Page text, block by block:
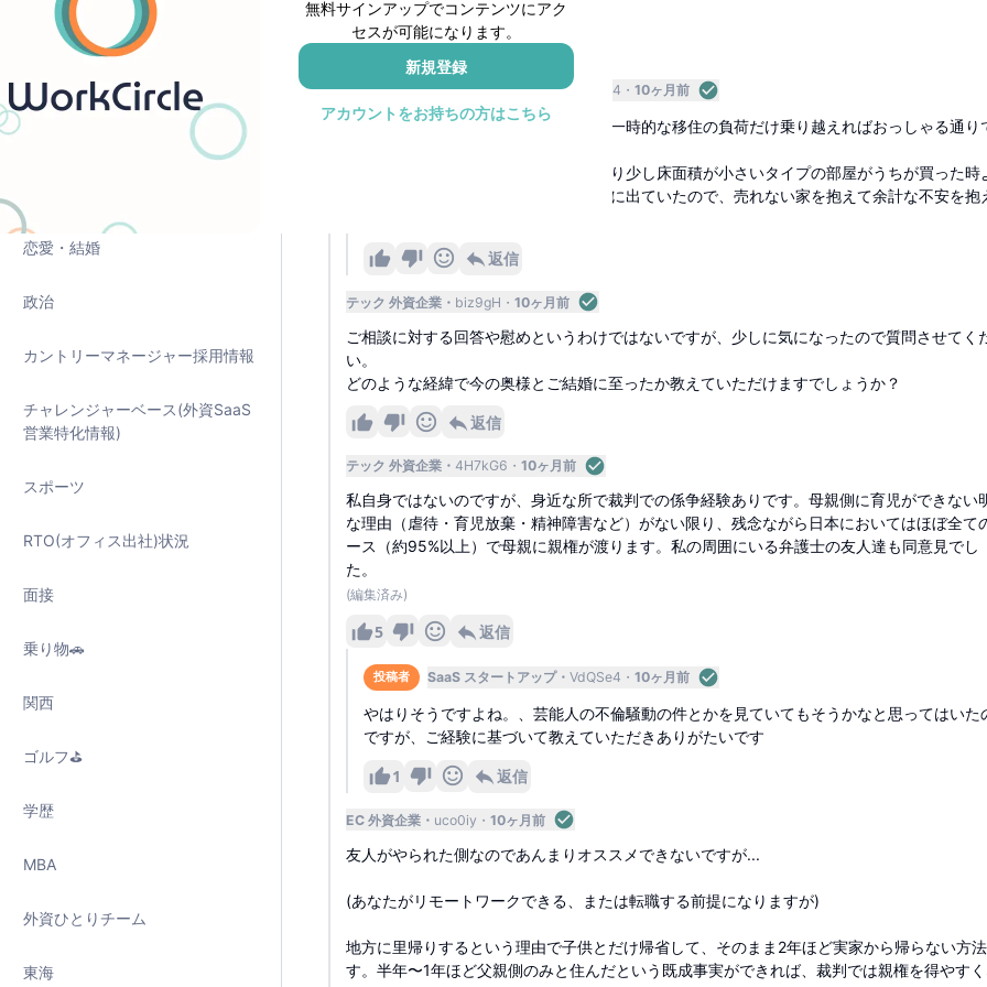
裏話🤫
証明済み年収物語
海外勤務・海外キャリア
恋愛・結婚
政治
カントリーマネージャー採用情報
チャレンジャーベース(外資SaaS
営業特化情報)
スポーツ
RTO(オフィス出社)状況
面接
乗り物🚗
関西
ゴルフ⛳️
学歴
MBA
外資ひとりチーム
東海
無料サインアップでコンテンツにアク
セスが可能になります。
新規登録
アカウントをお持ちの方はこちら
ます。
1 返信
投稿者 SaaS スタートアップ VdQSe4 10ヶ月前
家に関しては愛着、感情的な部分と一時的な移住の負荷だけ乗り越えればおっしゃる通り
ちょうど同じマンションの、うちより少し床面積が小さいタイプの部屋がうちが買った時
り高い価格で緑のプラットフォームに出ていたので、売れない家を抱えて余計な不安を抱
返信
テック 外資企業 biz9gH 10ヶ月前
ご相談に対する回答や慰めというわけではないですが、少しに気になったので質問させてく
い。
どのような経緯で今の奥様とご結婚に至ったか教えていただけますでしょうか？
返信
テック 外資企業 4H7kG6 10ヶ月前
私自身ではないのですが、身近な所で裁判での係争経験ありです。母親側に育児ができない
な理由（虐待・育児放棄・精神障害など）がない限り、残念ながら日本においてはほぼ全て
ース（約95%以上）で母親に親権が渡ります。私の周囲にいる弁護士の友人達も同意見でし
た。
(編集済み)
5 返信
投稿者 SaaS スタートアップ VdQSe4 10ヶ月前
やはりそうですよね。、芸能人の不倫騒動の件とかを見ていてもそうかなと思ってはいた
ですが、ご経験に基づいて教えていただきありがたいです
1 返信
EC 外資企業 uco0iy 10ヶ月前
友人がやられた側なのであんまりオススメできないですが...
(あなたがリモートワークできる、または転職する前提になりますが)
地方に里帰りするという理由で子供とだけ帰省して、そのまま2年ほど実家から帰らない方
す。半年〜1年ほど父親側のみと住んだという既成事実ができれば、裁判では親権を得やす